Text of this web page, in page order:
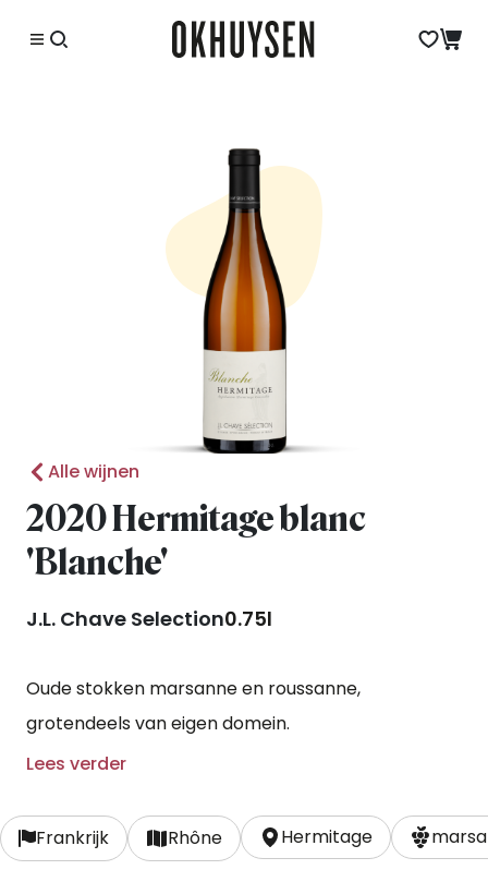
Alle wijnen
2020 Hermitage blanc
'Blanche'
J.L. Chave Selection0.75l
Oude stokken marsanne en roussanne,
grotendeels van eigen domein.
Lees verder
Frankrijk Rhône Hermitage